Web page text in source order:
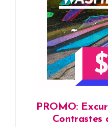
PROMO:
Contrastes